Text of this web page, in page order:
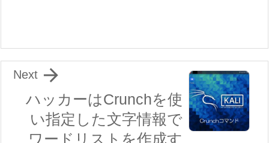
ハッカーはCrunchを使
い指定した文字情報で
ワードリストを作成す

Next